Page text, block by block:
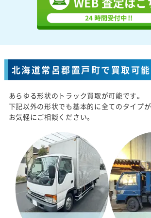
北海道常呂郡置戸町で買取可
あらゆる形状のトラック買取が可能です。
下記以外の形状でも基本的に全てのタイプが
お気軽にご相談ください。